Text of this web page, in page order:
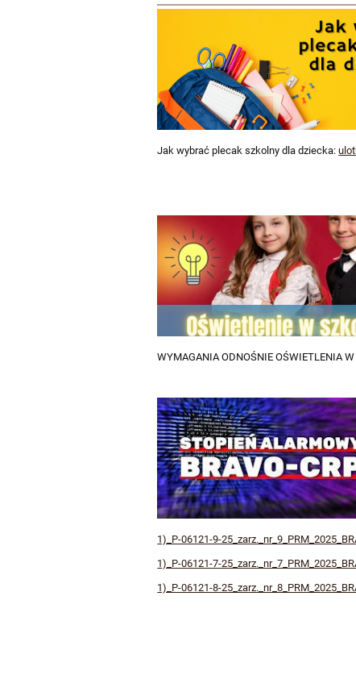
Państwowy
Powiatowy
Inspektor
Sanitarny
w
Łukowie
Jak wybrać plecak szkolny dla dziecka:
WYMAGANIA ODNOŚNIE OŚWIETLENIA
1)_P-06121-9-
1)_P-06121-7-
1)_P-06121-8-